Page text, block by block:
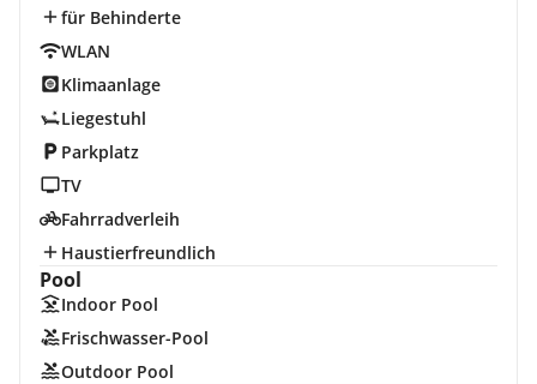
für Behinderte
WLAN
Klimaanlage
Liegestuhl
Parkplatz
TV
Fahrradverleih
Haustierfreundlich
Pool
Indoor Pool
Frischwasser-Pool
Outdoor Pool